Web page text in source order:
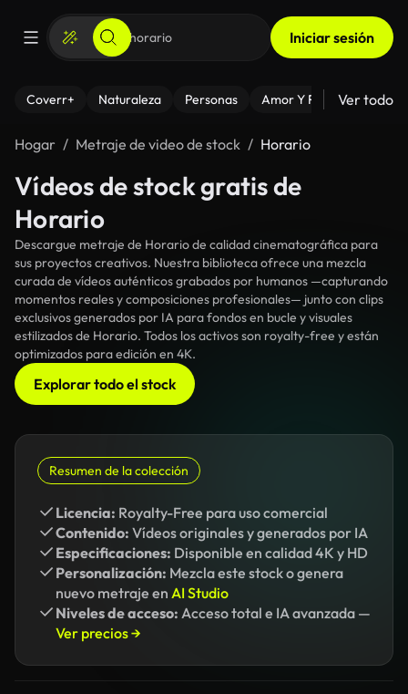
Iniciar sesión
Coverr+ Naturaleza Personas Amor Y Relaciones
Ver todo
Hogar Metraje de video de stock Horario
Vídeos de stock gratis de
Horario
Descargue metraje de Horario de calidad cinematográfica para
sus proyectos creativos. Nuestra biblioteca ofrece una mezcla
curada de vídeos auténticos grabados por humanos —capturando
momentos reales y composiciones profesionales— junto con clips
exclusivos generados por IA para fondos en bucle y visuales
estilizados de Horario. Todos los activos son royalty-free y están
optimizados para edición en 4K.
Explorar todo el stock
Resumen de la colección
Licencia: Royalty-Free para uso comercial
Contenido: Vídeos originales y generados por IA
Especificaciones: Disponible en calidad 4K y HD
Personalización: Mezcla este stock o genera
nuevo metraje en AI Studio
Niveles de acceso: Acceso total e IA avanzada —
Ver precios →